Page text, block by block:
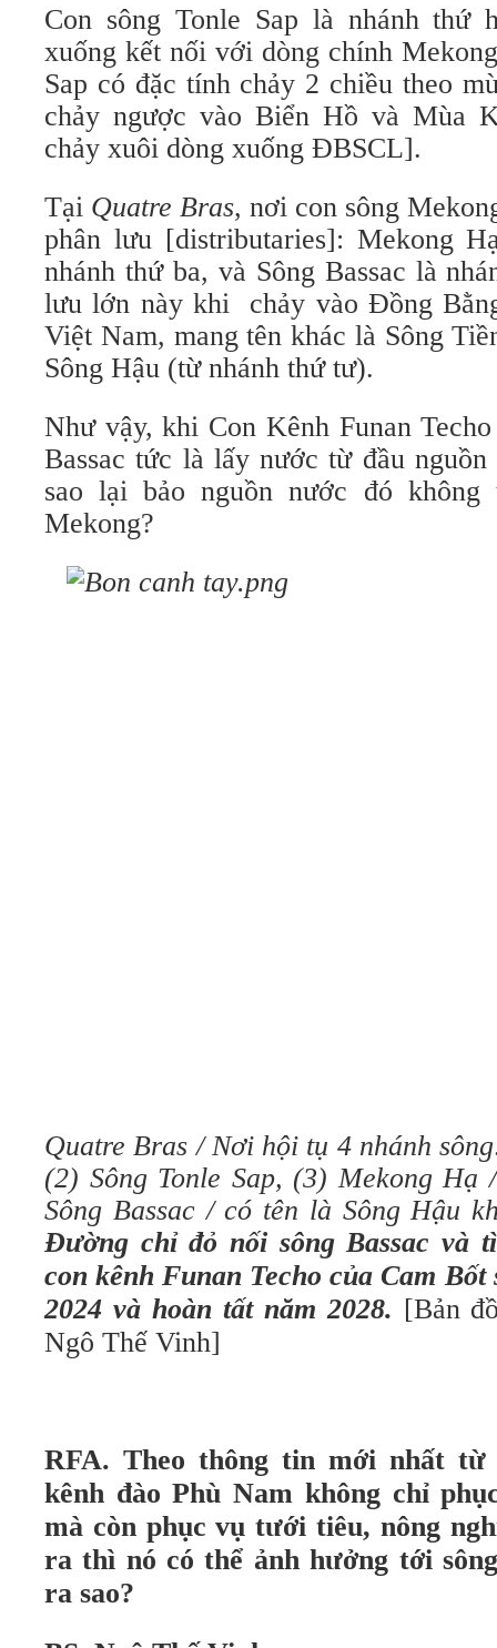
Con sông Tonle Sap là nhánh thứ
xuống kết nối với dòng chính
Sap có đặc tính chảy 2 chiều theo
chảy ngược vào Biển Hồ và Mùa
chảy xuôi dòng xuống ĐBSCL].
Tại Quatre Bras, nơi con sông
phân lưu [distributaries]: Mekong
nhánh thứ ba, và Sông Bassac là
lưu lớn này khi chảy vào Đồng
Việt Nam, mang tên khác là Sông
Sông Hậu (từ nhánh thứ tư).
Như vậy, khi Con Kênh Funan
Bassac tức là lấy nước từ đầu
sao lại bảo nguồn nước đó không
Mekong?
Quatre Bras / Nơi hội tụ 4 nhánh
(2) Sông Tonle Sap, (3) Mekong Hạ
Sông Bassac / có tên là Sông Hậu
Đường chỉ đỏ nối sông Bassac và
con kênh Funan Techo của Cam Bốt
2024 và hoàn tất năm 2028. [Bản
Ngô Thế Vinh]
RFA. Theo thông tin mới nhất từ
kênh đào Phù Nam không chỉ
mà còn phục vụ tưới tiêu, nông
ra thì nó có thể ảnh hưởng tới
ra sao?